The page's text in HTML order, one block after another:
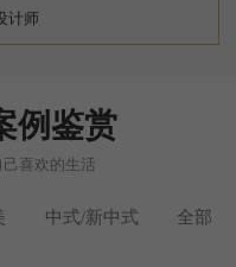
计师
例鉴赏
喜欢的生活
中式/新中式 全部